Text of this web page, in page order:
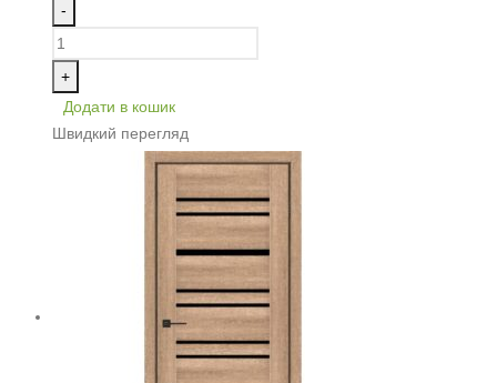
-
+
Додати в кошик
Швидкий перегляд